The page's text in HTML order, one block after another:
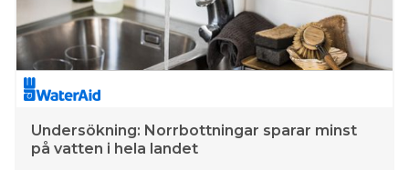
Undersökning: Norrbottningar sparar minst
på vatten i hela landet